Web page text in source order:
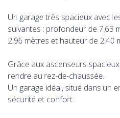
Un garage très spacieux avec
suivantes : profondeur de 7,63
2,96 mètres et hauteur de 2,40
Grâce aux ascenseurs
rendre au rez-de-chaussée.
Un garage idéal, situé dans un
sécurité et confort.